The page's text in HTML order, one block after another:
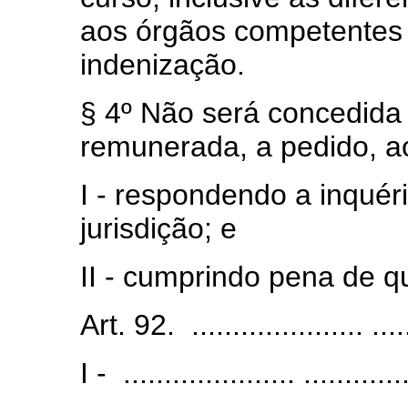
aos órgãos
indenização.
§ 4º Não será
remunerada, a pedido,
I - respondendo a
jurisdição; e
II - cumprindo pena de
Art. 92. .....................
I - .....................